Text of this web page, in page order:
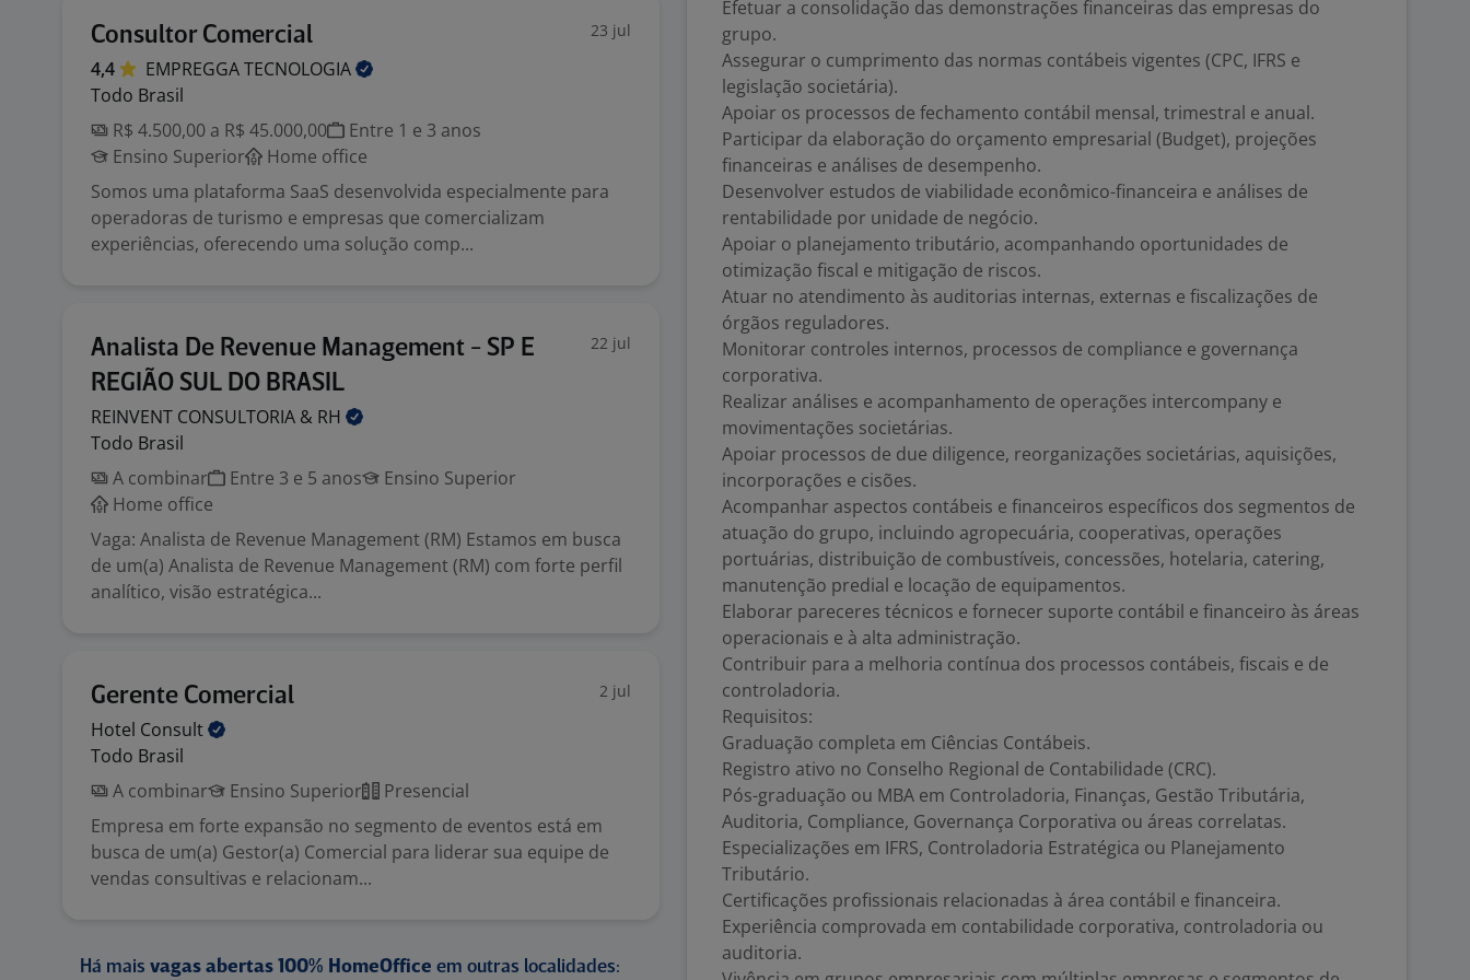
Consultor Comercial 23 jul
4,4 EMPREGGATECNOLOGIA
Todo Brasil
R$ 4.500,00 a R$ 45.000,00
Entre 1 e 3 anos
Ensino Superior
Home office
Somos uma plataforma SaaS desenvolvida especialmente para
operadoras de turismo e empresas que comercializam
experiências, oferecendo uma solução comp...
Analista De Revenue Management - SP E
REGIÃO SUL DO BRASIL
22 jul
REINVENT CONSULTORIA & RH
Todo Brasil
A combinar
Entre 3 e 5 anos
Ensino Superior
Home office
Vaga: Analista de Revenue Management (RM) Estamos em busca
de um(a) Analista de Revenue Management (RM) com forte perfil
analítico, visão estratégica...
Gerente Comercial 2 jul
Hotel Consult
Todo Brasil
A combinar
Ensino Superior
Presencial
Empresa em forte expansão no segmento de eventos está em
busca de um(a) Gestor(a) Comercial para liderar sua equipe de
vendas consultivas e relacionam...
Há mais vagas abertas 100% HomeOffice em outras localidades:
Efetuar a consolidação das demonstrações financeiras das empresas do
grupo.
Assegurar o cumprimento das normas contábeis vigentes (CPC, IFRS e
legislação societária).
Apoiar os processos de fechamento contábil mensal, trimestral e anual.
Participar da elaboração do orçamento empresarial (Budget), projeções
financeiras e análises de desempenho.
Desenvolver estudos de viabilidade econômico-financeira e análises de
rentabilidade por unidade de negócio.
Apoiar o planejamento tributário, acompanhando oportunidades de
otimização fiscal e mitigação de riscos.
Atuar no atendimento às auditorias internas, externas e fiscalizações de
órgãos reguladores.
Monitorar controles internos, processos de compliance e governança
corporativa.
Realizar análises e acompanhamento de operações intercompany e
movimentações societárias.
Apoiar processos de due diligence, reorganizações societárias, aquisições,
incorporações e cisões.
Acompanhar aspectos contábeis e financeiros específicos dos segmentos de
atuação do grupo, incluindo agropecuária, cooperativas, operações
portuárias, distribuição de combustíveis, concessões, hotelaria, catering,
manutenção predial e locação de equipamentos.
Elaborar pareceres técnicos e fornecer suporte contábil e financeiro às áreas
operacionais e à alta administração.
Contribuir para a melhoria contínua dos processos contábeis, fiscais e de
controladoria.
Requisitos:
Graduação completa em Ciências Contábeis.
Registro ativo no Conselho Regional de Contabilidade (CRC).
Pós-graduação ou MBA em Controladoria, Finanças, Gestão Tributária,
Auditoria, Compliance, Governança Corporativa ou áreas correlatas.
Especializações em IFRS, Controladoria Estratégica ou Planejamento
Tributário.
Certificações profissionais relacionadas à área contábil e financeira.
Experiência comprovada em contabilidade corporativa, controladoria ou
auditoria.